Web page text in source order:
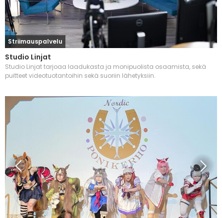
Striimauspalvelu
Studio Linjat
Studio Linjat tarjoaa laadukasta ja monipuolista osaamista, sekä
puitteet videotuotantoihin sekä suoriin lähetyksiin.